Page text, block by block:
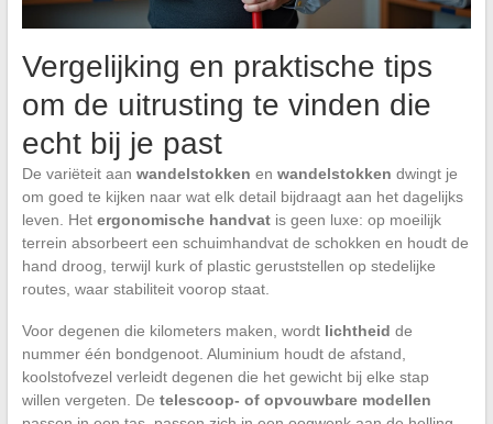
Vergelijking en praktische tips
om de uitrusting te vinden die
echt bij je past
De variëteit aan wandelstokken en wandelstokken dwingt je
om goed te kijken naar wat elk detail bijdraagt aan het dagelijks
leven. Het ergonomische handvatis geen luxe: op moeilijk
terrein absorbeert een schuimhandvat de schokken en houdt de
hand droog, terwijl kurk of plastic geruststellen op stedelijke
routes, waar stabiliteit voorop staat.
Voor degenen die kilometers maken, wordt lichtheid de
nummer één bondgenoot. Aluminium houdt de afstand,
koolstofvezel verleidt degenen die het gewicht bij elke stap
willen vergeten. De telescoop- of opvouwbare modellen